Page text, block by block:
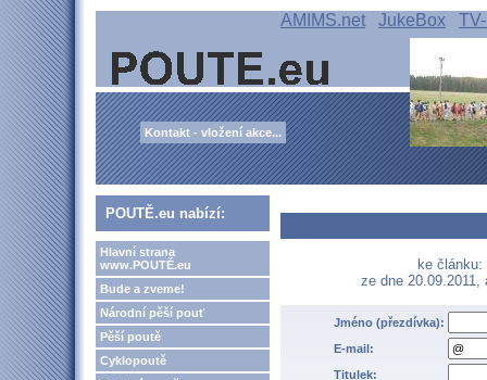
AMIMS.net JukeBox
Kontakt - vložení akce...
POUTĚ.eu nabízí:
Hlavní strana
www.POUTĚ.eu
Bude a zveme!
Národní pěší pouť
Pěší poutě
Cyklopoutě
ke
ze dne
Jméno (přezdívka):
E-mail:
Titulek: